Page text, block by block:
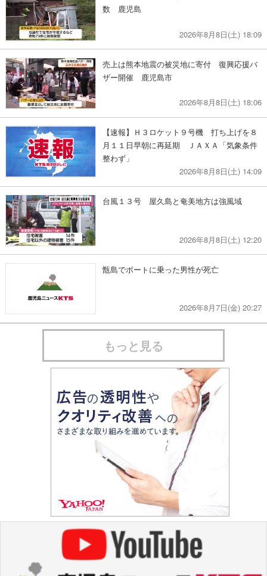
数 鹿児島
2026年8月8日(土) 18:09
売上は熊本地震の被災地に寄付 復興応援バ
ザー開催 鹿児島市
2026年8月8日(土) 18:06
【速報】Ｈ３ロケット９号機 打ち上げを８
月１１日早朝に再延期 ＪＡＸＡ「気象条件
整わず」
2026年8月8日(土) 14:09
台風１３号 屋久島と奄美地方は強風域
2026年8月8日(土) 12:20
甑島でボートに乗った男性が死亡
2026年8月7日(金) 20:27
もっと見る